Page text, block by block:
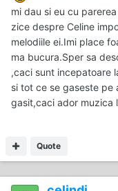
mi dau si eu cu
zice despre Celine
melodiile ei.Imi place
ma bucura.Sper sa
,caci sunt incepatoare
si tot ce se gaseste pe
gasit,caci ador muzica
Quote